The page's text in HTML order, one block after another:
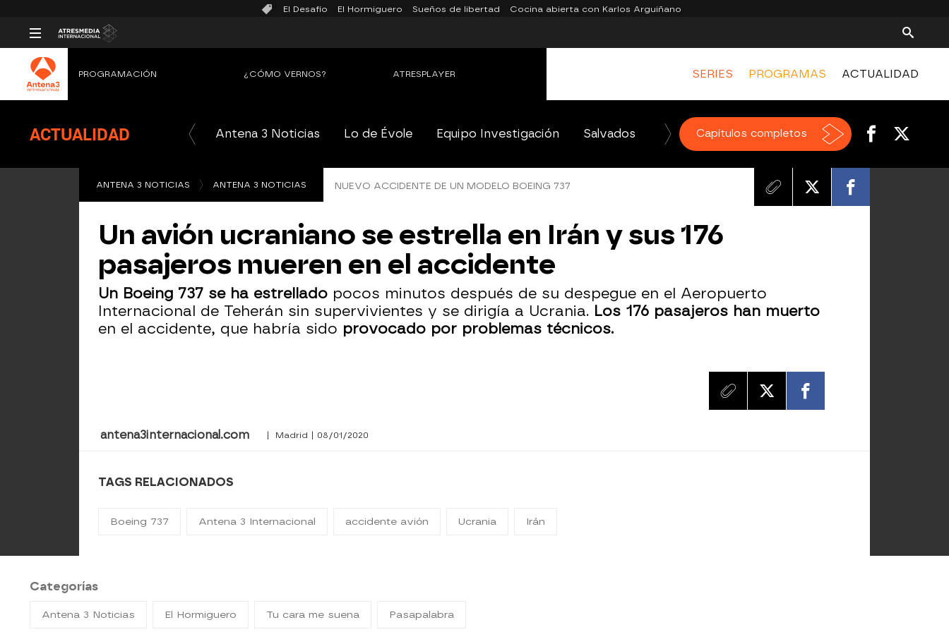
El Desafío El Hormiguero Sueños de libertad Cocina abierta con Karlos Arguiñano
SERIES PROGRAMAS ACTUALIDAD
PROGRAMACIÓN ¿CÓMO VERNOS? ATRESPLAYER
ACTUALIDAD Antena 3 Noticias Lo de Évole Equipo Investigación Salvados El Chiringuito de jugones
Capítulos completos
ANTENA 3 NOTICIAS ANTENA 3 NOTICIAS NUEVO ACCIDENTE DE UN MODELO BOEING 737
Un avión ucraniano se estrella en Irán y sus 176
pasajeros mueren en el accidente
Un Boeing 737 se ha estrellado pocos minutos después de su despegue en el Aeropuerto
Internacional de Teherán sin supervivientes y se dirigía a Ucrania. Los 176 pasajeros han muerto
en el accidente, que habría sido provocado por problemas técnicos.
antena3internacional.com | Madrid | 08/01/2020
TAGS RELACIONADOS
Boeing 737 Antena 3 Internacional accidente avión Ucrania Irán
Categorías
Antena 3 Noticias El Hormiguero Tu cara me suena Pasapalabra